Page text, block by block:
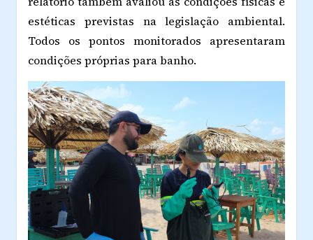
estéticas previstas na legislação ambiental.
Todos os pontos monitorados apresentaram
condições próprias para banho.